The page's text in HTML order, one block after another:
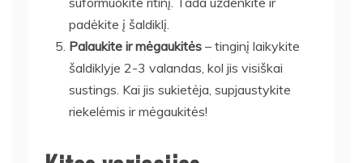
padėkite į šaldiklį.
Palaukite ir mėgaukitės – tinginį laikykite
šaldiklyje 2-3 valandas, kol jis visiškai
sustings. Kai jis sukietėja, supjaustykite
riekelėmis ir mėgaukitės!